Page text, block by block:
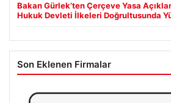
Bakan Gürlek’ten Çerçeve Yasa
Hukuk Devleti İlkeleri Doğrultusunda
Son Eklenen Firmalar